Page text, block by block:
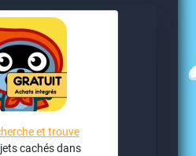
et trouve
cachés dans